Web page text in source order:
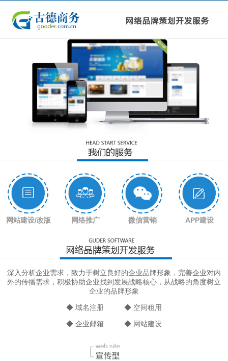
网站建设/改版 网络推广 微信营销 APP建设
深入分析企业需求，致力于树立良好的企业品牌形象，完善企业对内
外的传播需求，积极协助企业找到发展战略核心，从战略的角度树立
企业的品牌形象
◆ 域名注册 ◆ 空间租用
◆ 企业邮箱 ◆ 网站建设